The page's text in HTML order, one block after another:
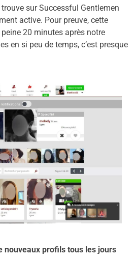
sur Successful Gentlemen
active. Pour preuve, cette
peine 20 minutes après notre
en si peu de temps, c’est presque
nouveaux profils tous les jours